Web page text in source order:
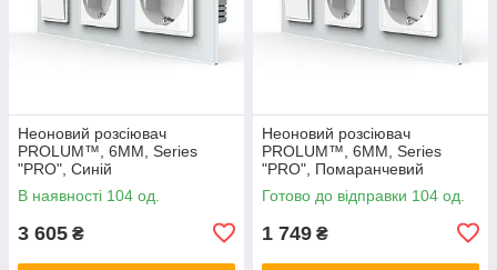
Неоновий розсіювач
PROLUM™, 6ММ, Series
"PRO", Синій
В наявності 104 од.
3 605 ₴
Неоновий розсіювач
PROLUM™, 6ММ, Series
"PRO", Помаранчевий
Готово до відправки 104 од.
1 749 ₴